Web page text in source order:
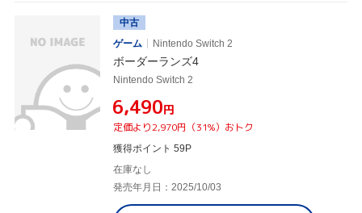
中古
ゲーム
Nintendo Switch 2
ボーダーランズ4
Nintendo Switch 2
¥6,490円
定価より2,970円（31%）おトク
獲得ポイント 59P
在庫なし
発売年月日：2025/10/03